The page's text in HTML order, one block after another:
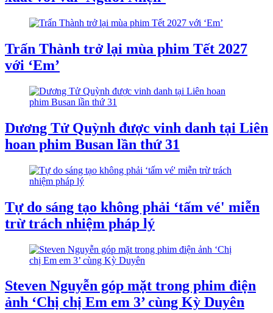
Trấn Thành trở lại mùa phim Tết 2027
với ‘Em’
Dương Tử Quỳnh được vinh danh tại Liên
hoan phim Busan lần thứ 31
Tự do sáng tạo không phải ‘tấm vé' miễn
trừ trách nhiệm pháp lý
Steven Nguyễn góp mặt trong phim điện
ảnh ‘Chị chị Em em 3’ cùng Kỳ Duyên